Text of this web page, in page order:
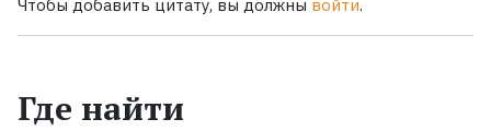
Чтобы добавить цитату, вы должны войти.
Где найти